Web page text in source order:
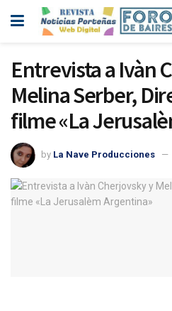
Entrevista a Ivàn
Melina Serber,
filme «La
by La Nave Producciones